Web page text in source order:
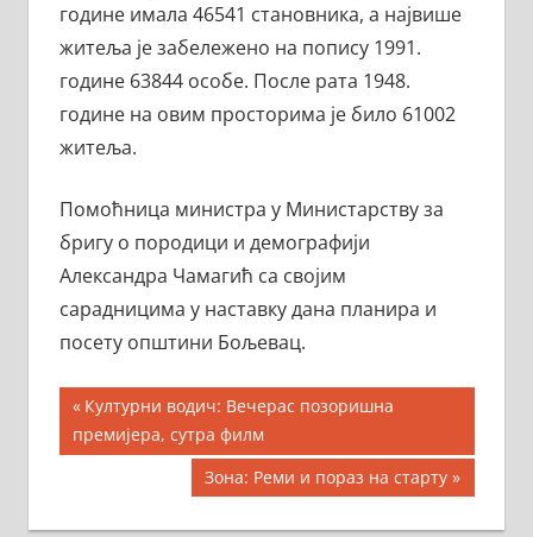
године имала 46541 становника, а највише
житеља је забележено на попису 1991.
године 63844 особе. После рата 1948.
године на овим просторима је било 61002
житеља.
Помоћница министра у Министарству за
бригу о породици и демографији
Александра Чамагић са својим
сарадницима у наставку дана планира и
посету општини Бољевац.
Кретање
чланка
Previous
Post:
Културни водич: Вечерас позоришна
премијера, сутра филм
Next
Post:
Зона: Реми и пораз на старту